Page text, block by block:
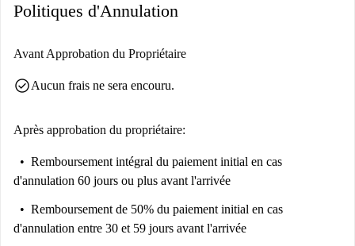
Politiques d'Annulation
Avant Approbation du Propriétaire
check_circleAucun frais ne sera encouru.
Après approbation du propriétaire:
Remboursement intégral du paiement initial en cas
d'annulation 60 jours ou plus avant l'arrivée
Remboursement de 50% du paiement initial en cas
d'annulation entre 30 et 59 jours avant l'arrivée